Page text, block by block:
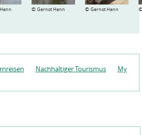
© Gernot Henn © Gernot Henn
Nachhaltiger Tourismus
My